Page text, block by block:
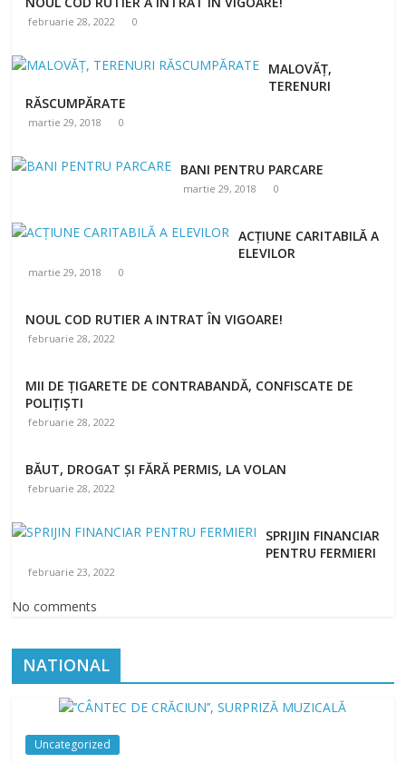
februarie 28, 2022 0
MALOVĂȚ,
TERENURI
RĂSCUMPĂRATE
martie 29, 2018 0
BANI PENTRU PARCARE
martie 29, 2018 0
ACȚIUNE CARITABILĂ A
ELEVILOR
martie 29, 2018 0
NOUL COD RUTIER A INTRAT ÎN VIGOARE!
februarie 28, 2022
MII DE ȚIGARETE DE CONTRABANDĂ, CONFISCATE DE
POLIȚIȘTI
februarie 28, 2022
BĂUT, DROGAT ȘI FĂRĂ PERMIS, LA VOLAN
februarie 28, 2022
SPRIJIN FINANCIAR
PENTRU FERMIERI
februarie 23, 2022
No comments
NATIONAL
Uncategorized